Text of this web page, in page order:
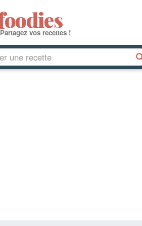
oodies
Partagez vos recettes !